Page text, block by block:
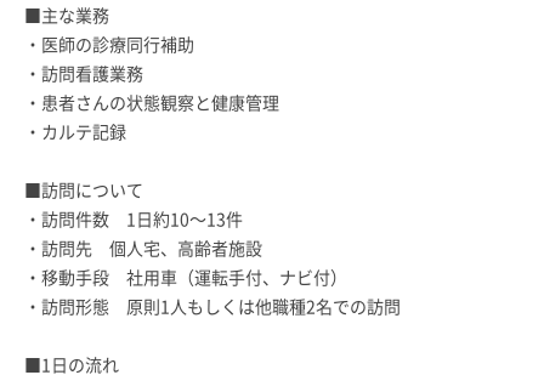
■主な業務
・医師の診療同行補助
・訪問看護業務
・患者さんの状態観察と健康管理
・カルテ記録
■訪問について
・訪問件数 1日約10～13件
・訪問先 個人宅、高齢者施設
・移動手段 社用車（運転手付、ナビ付）
・訪問形態 原則1人もしくは他職種2名での訪問
■1日の流れ